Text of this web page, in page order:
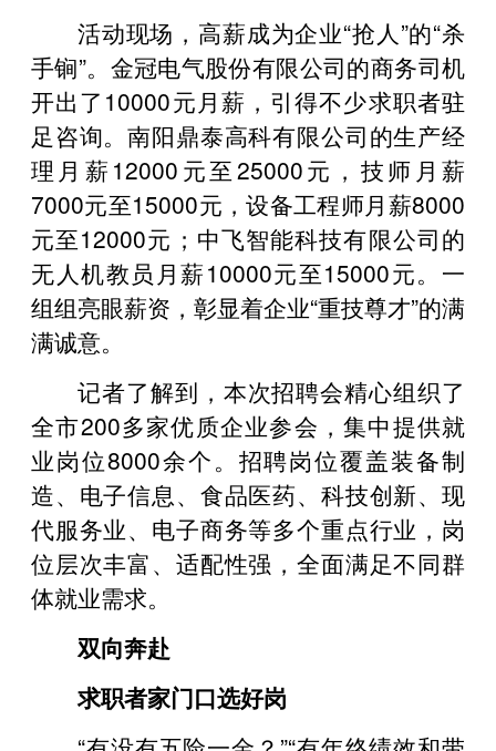
活动现场，高薪成为企业“抢人”的“杀
手锏”。金冠电气股份有限公司的商务司机
开出了10000元月薪，引得不少求职者驻
足咨询。南阳鼎泰高科有限公司的生产经
理月薪12000元至25000元，技师月薪
7000元至15000元，设备工程师月薪8000
元至12000元；中飞智能科技有限公司的
无人机教员月薪10000元至15000元。一
组组亮眼薪资，彰显着企业“重技尊才”的满
满诚意。
记者了解到，本次招聘会精心组织了
全市200多家优质企业参会，集中提供就
业岗位8000余个。招聘岗位覆盖装备制
造、电子信息、食品医药、科技创新、现
代服务业、电子商务等多个重点行业，岗
位层次丰富、适配性强，全面满足不同群
体就业需求。
双向奔赴
求职者家门口选好岗